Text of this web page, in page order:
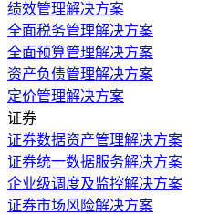
绩效管理解决方案
全面税务管理解决方案
全面预算管理解决方案
资产负债管理解决方案
定价管理解决方案
证券
证券数据资产管理解决方案
证券统一数据服务解决方案
企业级调度及监控解决方案
证券市场风险解决方案